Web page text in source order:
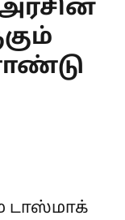
அரசின்
டாஸ்மாக்